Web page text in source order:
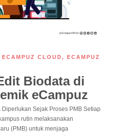
ECAMPUZ CLOUD, ECAMPUZ
Biodata di
eCampuz
Sejak Proses PMB Setiap
rutin melaksanakan
(PMB) untuk menjaga